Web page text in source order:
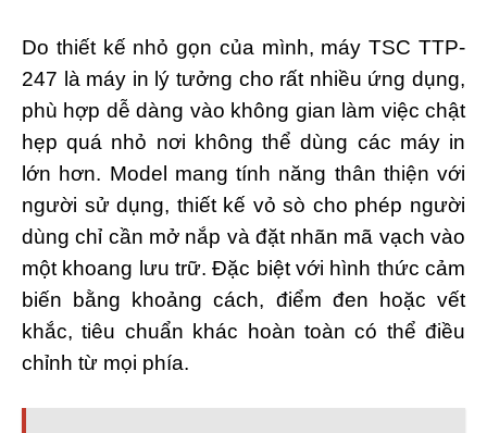
Do thiết kế nhỏ gọn của mình, máy TSC TTP-
247 là máy in lý tưởng cho rất nhiều ứng dụng,
phù hợp dễ dàng vào không gian làm việc chật
hẹp quá nhỏ nơi không thể dùng các máy in
lớn hơn. Model mang tính năng thân thiện với
người sử dụng, thiết kế vỏ sò cho phép người
dùng chỉ cần mở nắp và đặt nhãn mã vạch vào
một khoang lưu trữ. Đặc biệt với hình thức cảm
biến bằng khoảng cách, điểm đen hoặc vết
khắc, tiêu chuẩn khác hoàn toàn có thể điều
chỉnh từ mọi phía.